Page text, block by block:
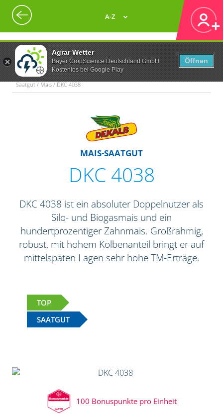
Agrar Wetter
Bayer CropScience Deutschland GmbH
Kostenlos bei Google Play
Öffnen
A-Z
Saatgut / Mais / DKC 4038
MAIS-SAATGUT
DKC 4038
DKC 4038 ist ein absoluter Doppelnutzer als
Silo- und Biogasmais und ein
hundertprozentiger Zahnmais. Großrahmig,
robust, mit hohem Kolbenanteil bringt er auf
mittelspäten Lagen sehr hohe TM-Erträge.
TOP
SAATGUT
100 Bonuspunkte pro Einheit